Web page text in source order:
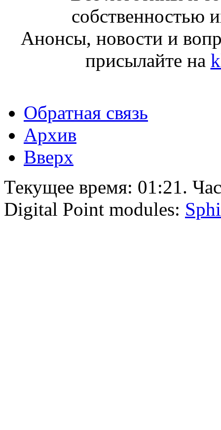
собственностью
Анонсы, новости и
присылайте на
Обратная связь
Архив
Вверх
Текущее время: 01:21.
Digital Point modules: